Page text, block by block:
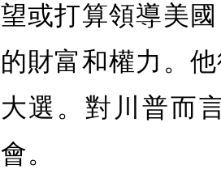
望或打算領導美
的財富和權力。
大選。對川普而
會。